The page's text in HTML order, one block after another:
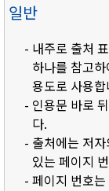
일반
- 내주로 출처
하나를 참고
용도로 사용합
- 인용문 바로
다.
- 출처에는 저
있는 페이지
- 페이지 번호